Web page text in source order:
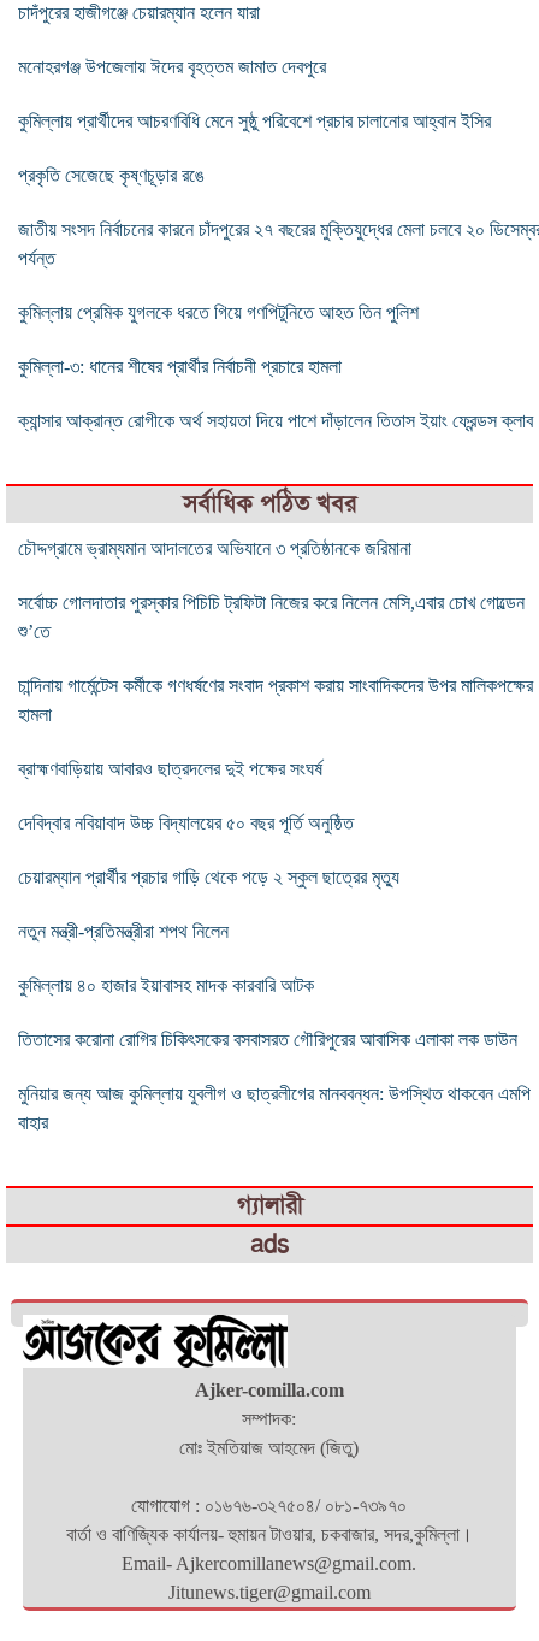
চাদঁপুরের হাজীগঞ্জে চেয়ারম্যান হলেন যারা
মনোহরগঞ্জ উপজেলায় ঈদের বৃহত্তম জামাত দেবপুরে
কুমিল্লায় প্রার্থীদের আচরণবিধি মেনে সুষ্ঠু পরিবেশে প্রচার চালানোর আহ্বান ইসির
প্রকৃতি সেজেছে কৃষ্ণচূড়ার রঙে
জাতীয় সংসদ নির্বাচনের কারনে চাঁদপুরের ২৭ বছরের মুক্তিযুদ্ধের মেলা চলবে ২০
পর্যন্ত
কুমিল্লায় প্রেমিক যুগলকে ধরতে গিয়ে গণপিটুনিতে আহত তিন পুলিশ
কুমিল্লা-৩: ধানের শীষের প্রার্থীর নির্বাচনী প্রচারে হামলা
ক্যান্সার আক্রান্ত রোগীকে অর্থ সহায়তা দিয়ে পাশে দাঁড়ালেন তিতাস ইয়াং ফ্রেন্ডস ক্লাব
সর্বাধিক পঠিত খবর
চৌদ্দগ্রামে ভ্রাম্যমান আদালতের অভিযানে ৩ প্রতিষ্ঠানকে জরিমানা
সর্বোচ্চ গোলদাতার পুরস্কার পিচিচি ট্রফিটা নিজের করে নিলেন মেসি,এবার চোখ গোল্ডেন
শু’তে
চান্দিনায় গার্মেন্টেস কর্মীকে গণধর্ষণের সংবাদ প্রকাশ করায় সাংবাদিকদের উপর মালিকপক্ষের
হামলা
ব্রাহ্মণবাড়িয়ায় আবারও ছাত্রদলের দুই পক্ষের সংঘর্ষ
দেবিদ্বার নবিয়াবাদ উচ্চ বিদ্যালয়ের ৫০ বছর পূর্তি অনুষ্ঠিত
চেয়ারম্যান প্রার্থীর প্রচার গাড়ি থেকে পড়ে ২ স্কুল ছাত্রের মৃত্যু
নতুন মন্ত্রী-প্রতিমন্ত্রীরা শপথ নিলেন
কুমিল্লায় ৪০ হাজার ইয়াবাসহ মাদক কারবারি আটক
তিতাসের করোনা রোগির চিকিৎসকের বসবাসরত গৌরিপুরের আবাসিক এলাকা লক ডাউন
মুনিয়ার জন্য আজ কুমিল্লায় যুবলীগ ও ছাত্রলীগের মানববন্ধন: উপস্থিত থাকবেন এমপি
বাহার
গ্যালারী
ads
Ajker-comilla.com
সম্পাদক:
মোঃ ইমতিয়াজ আহমেদ (জিতু)
যোগাযোগ : ০১৬৭৬-৩২৭৫০৪/ ০৮১-৭৩৯৭০
বার্তা ও বাণিজ্যিক কার্যালয়- হুমায়ন টাওয়ার, চকবাজার, সদর,কুমিল্লা।
Email- Ajkercomillanews@gmail.com.
Jitunews.tiger@gmail.com